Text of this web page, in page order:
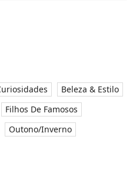
Beleza & Estilo
Filhos De Famosos
Outono/Inverno